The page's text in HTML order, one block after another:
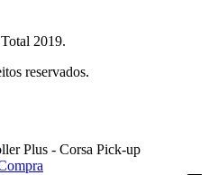
2019.
reservados.
Plus - Corsa Pick-up